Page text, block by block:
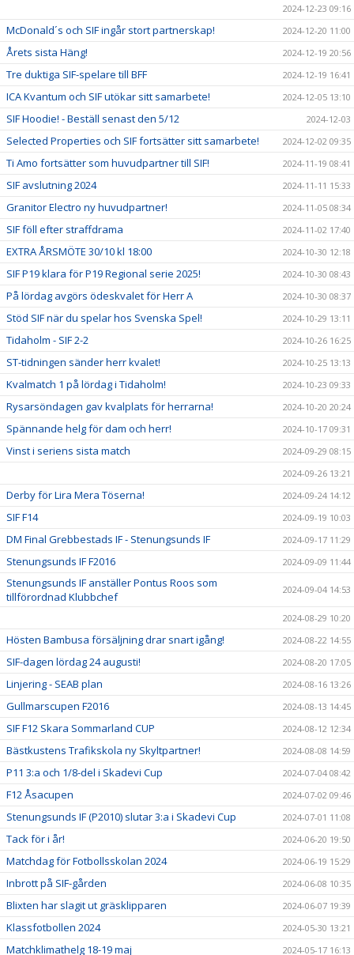
2024-12-23 09:16
McDonald´s och SIF ingår stort partnerskap! 2024-12-20 11:00
Årets sista Häng! 2024-12-19 20:56
Tre duktiga SIF-spelare till BFF 2024-12-19 16:41
ICA Kvantum och SIF utökar sitt samarbete! 2024-12-05 13:10
SIF Hoodie! - Beställ senast den 5/12 2024-12-03
Selected Properties och SIF fortsätter sitt samarbete! 2024-12-02 09:35
Ti Amo fortsätter som huvudpartner till SIF! 2024-11-19 08:41
SIF avslutning 2024 2024-11-11 15:33
Granitor Electro ny huvudpartner! 2024-11-05 08:34
SIF föll efter straffdrama 2024-11-02 17:40
EXTRA ÅRSMÖTE 30/10 kl 18:00 2024-10-30 12:18
SIF P19 klara för P19 Regional serie 2025! 2024-10-30 08:43
På lördag avgörs ödeskvalet för Herr A 2024-10-30 08:37
Stöd SIF när du spelar hos Svenska Spel! 2024-10-29 13:11
Tidaholm - SIF 2-2 2024-10-26 16:25
ST-tidningen sänder herr kvalet! 2024-10-25 13:13
Kvalmatch 1 på lördag i Tidaholm! 2024-10-23 09:33
Rysarsöndagen gav kvalplats för herrarna! 2024-10-20 20:24
Spännande helg för dam och herr! 2024-10-17 09:31
Vinst i seriens sista match
2024-09-29 08:15
2024-09-26 13:21
Derby för Lira Mera Töserna! 2024-09-24 14:12
SIF F14 2024-09-19 10:03
DM Final Grebbestads IF - Stenungsunds IF 2024-09-17 11:29
Stenungsunds IF F2016 2024-09-09 11:44
Stenungsunds IF anställer Pontus Roos som
tillförordnad Klubbchef
2024-09-04 14:53
2024-08-29 10:20
Hösten Bambusa försäljning drar snart igång! 2024-08-22 14:55
SIF-dagen lördag 24 augusti! 2024-08-20 17:05
Linjering - SEAB plan 2024-08-16 13:26
Gullmarscupen F2016 2024-08-13 14:45
SIF F12 Skara Sommarland CUP 2024-08-12 12:34
Bästkustens Trafikskola ny Skyltpartner! 2024-08-08 14:59
P11 3:a och 1/8-del i Skadevi Cup 2024-07-04 08:42
F12 Åsacupen 2024-07-02 09:46
Stenungsunds IF (P2010) slutar 3:a i Skadevi Cup 2024-07-01 11:08
Tack för i år! 2024-06-20 19:50
Matchdag för Fotbollsskolan 2024 2024-06-19 15:29
Inbrott på SIF-gården 2024-06-08 10:35
Blixten har slagit ut gräsklipparen 2024-06-07 19:39
Klassfotbollen 2024 2024-05-30 13:21
Matchklimathelg 18-19 maj 2024-05-17 16:13